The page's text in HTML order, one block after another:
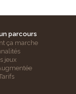
parcours
ça marche
jeux